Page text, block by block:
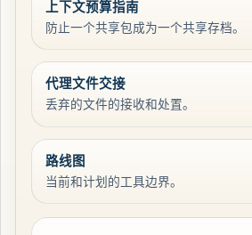
上下文预算指南
防止一个共享包成为一个共享存档。
代理文件交接
丢弃的文件的接收和处置。
路线图
当前和计划的工具边界。